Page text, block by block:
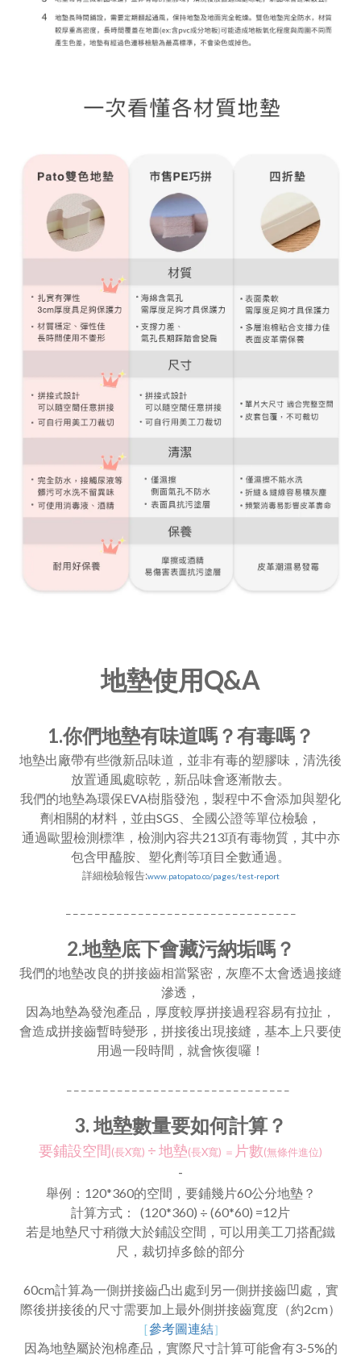
地墊使用Q&A
1.你們地墊有味道嗎？有毒嗎？
地墊出廠帶有些微新品味道，並非有毒的塑膠味，清洗後
放置通風處晾乾，新品味會逐漸散去。
我們的地墊為環保EVA樹脂發泡，製程中不會添加與塑化
劑相關的材料，並由SGS、全國公證等單位檢驗，
通過歐盟檢測標準，檢測內容共213項有毒物質，其中亦
包含甲醯胺、塑化劑等項目全數通過。
詳細檢驗報告:www.patopato.co/pages/test-report
2.地墊底下會藏污納垢嗎？
我們的地墊改良的拼接齒相當緊密，灰塵不太會透過接縫
滲透，
因為地墊為發泡產品，厚度較厚拼接過程容易有拉扯，
會造成拼接齒暫時變形，拼接後出現接縫，基本上只要使
用過一段時間，就會恢復囉！
3. 地墊數量要如何計算？
要鋪設空間(長X寬) ÷地墊(長X寬) ＝ 片數(無條件進位)
-
舉例：120*360的空間，要鋪幾片60公分地墊？
計算方式： (120*360) ÷ (60*60) =12片
若是地墊尺寸稍微大於鋪設空間，可以用美工刀搭配鐵
尺，裁切掉多餘的部分
60cm計算為一側拼接齒凸出處到另一側拼接齒凹處，實
際後拼接後的尺寸需要加上最外側拼接齒寬度（約2cm）
［參考圖連結］
因為地墊屬於泡棉產品，實際尺寸計算可能會有3-5%的